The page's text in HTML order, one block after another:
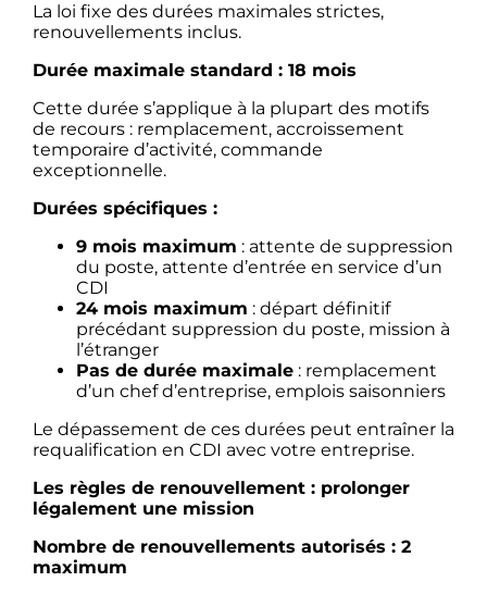
La loi fixe des durées maximales strictes,
renouvellements inclus.
Durée maximale standard : 18 mois
Cette durée s’applique à la plupart des motifs
de recours : remplacement, accroissement
temporaire d’activité, commande
exceptionnelle.
Durées spécifiques :
9 mois maximum : attente de suppression
du poste, attente d’entrée en service d’un
CDI
24 mois maximum : départ définitif
précédant suppression du poste, mission à
l’étranger
Pas de durée maximale: remplacement
d’un chef d’entreprise, emplois saisonniers
Le dépassement de ces durées peut entraîner la
requalification en CDI avec votre entreprise.
Les règles de renouvellement : prolonger
légalement une mission
Nombre de renouvellements autorisés : 2
maximum